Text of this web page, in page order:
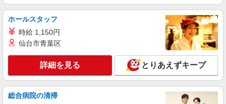
当:60円/時間 ・身体介護手当:500円/時間 ・早朝夜
間深夜手当:300円/時間 （18:00〜翌07:59の時間
帯） ・ICT手当:2,000円/月 ・深夜割増は別途支給
・ケア→ケアの移動時間も賃金（時給）を支給 ・
土日祝日手当:100円/時間含む ※給与幅は資格・経
神奈川県横浜市中区根岸町2-85-5 ハートビー
キープ 詳細を見る
株式会社kotrio /●YK-H-1560121
《レア求人》山手駅｜1回24,375円〜。穴場の
ホールスタッフ
時給 1,150円
仙台市青葉区
詳細を見る とりあえずキープ
総合病院の清掃